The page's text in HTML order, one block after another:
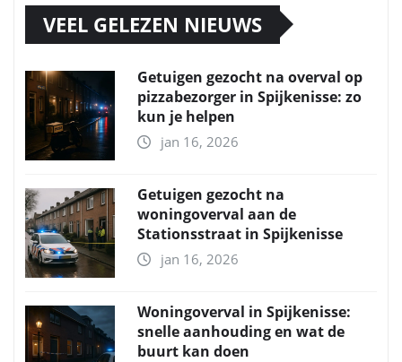
VEEL GELEZEN NIEUWS
Getuigen gezocht na overval op
pizzabezorger in Spijkenisse: zo
kun je helpen
jan 16, 2026
Getuigen gezocht na
woningoverval aan de
Stationsstraat in Spijkenisse
jan 16, 2026
Woningoverval in Spijkenisse:
snelle aanhouding en wat de
buurt kan doen